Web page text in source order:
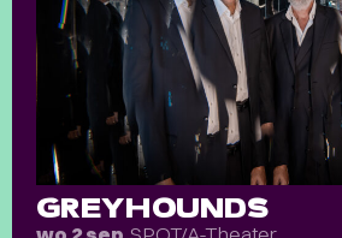
GREYHOUNDS